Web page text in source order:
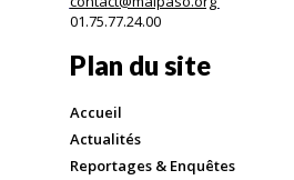
01.75.77.24.00
Plan du site
Accueil
Actualités
Reportages & Enquêtes